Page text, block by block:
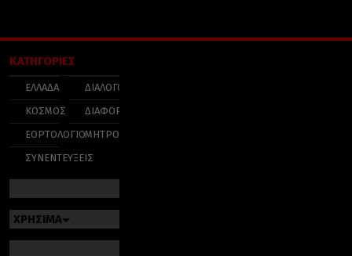
ΚΑΤΗΓΟΡΙΕΣ
ΕΛΛΑΔΑ
ΚΟΣΜΟΣ
ΕΟΡΤΟΛΟΓΙΟ
ΣΥΝΕΝΤΕΥΞΕΙΣ
ΔΙΑΛΟΓΟΣ
ΔΙΑΦΟΡΑ
ΜΗΤΡΟΠΟΛΕΙΣ
ΧΡΗΣΙΜΑ